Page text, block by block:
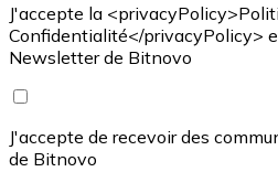
J'accepte la
Confidentialité</privacyPolicy>
Newsletter de Bitnovo
J'accepte de recevoir des
de Bitnovo